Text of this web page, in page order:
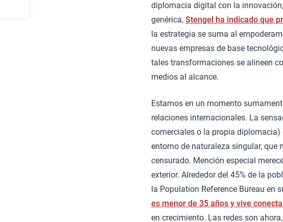
diplomacia digital con la
genérica, Stengel ha indicado que
la estrategia se suma al
nuevas empresas de base
tales transformaciones se alineen
medios al alcance.
Estamos en un momento
relaciones internacionales. La
comerciales o la propia diplomacia)
entorno de naturaleza singular,
censurado. Mención especial
exterior. Alrededor del 45% de la
la Population Reference Bureau en
es menor de 35 años y vive
en crecimiento. Las redes son